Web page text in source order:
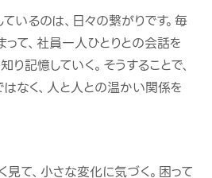
いるのは、日々の繋がりです。毎
て、社員一人ひとりとの会話を
り記憶していく。そうすることで、
なく、人と人との温かい関係を
て、小さな変化に気づく。困って